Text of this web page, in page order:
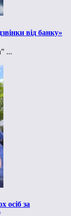
від банку»
...
осіб за